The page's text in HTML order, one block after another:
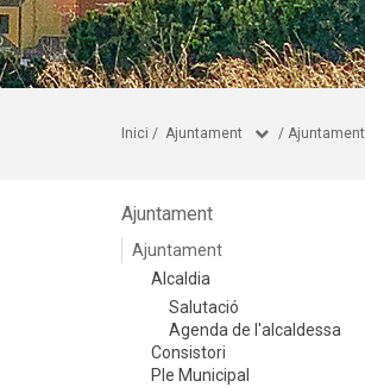
Inici / Ajuntament / Ajuntament
Ajuntament
Ajuntament
Alcaldia
Salutació
Agenda de l'alcaldessa
Consistori
Ple Municipal